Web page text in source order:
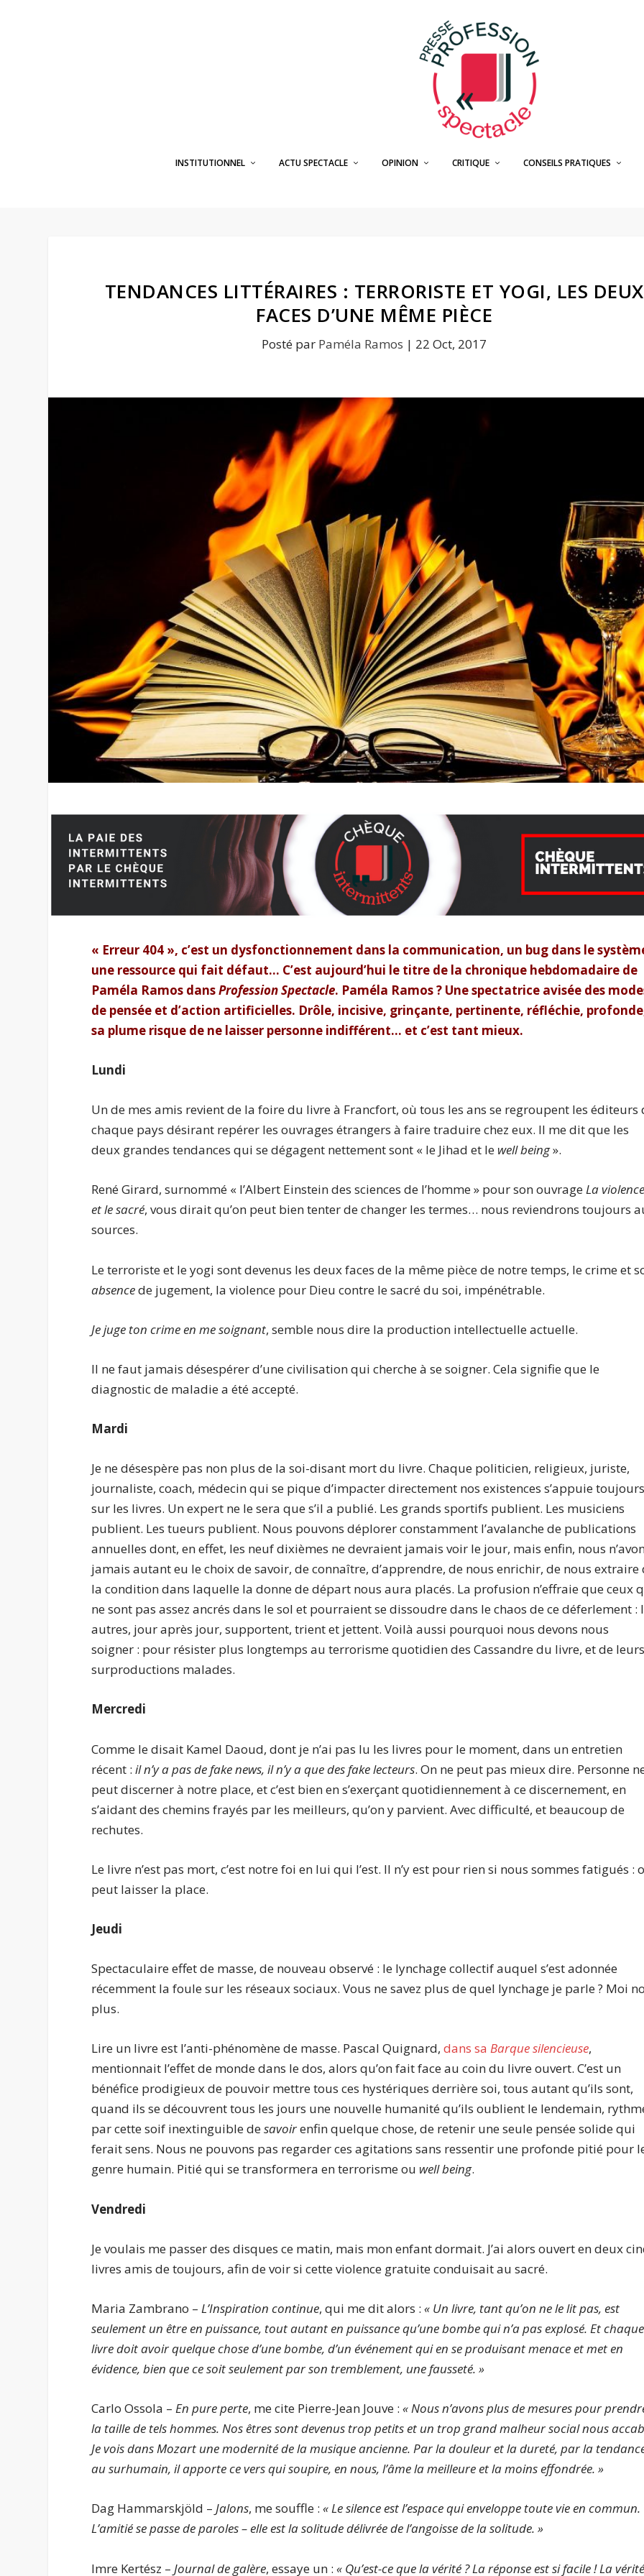
INSTITUTIONNEL ACTU SPECTACLE OPINION CRITIQUE CONSEILS PRATIQUES
TENDANCES LITTÉRAIRES : TERRORISTE ET YOGI, LES DEUX
FACES D’UNE MÊME PIÈCE
Posté par Paméla Ramos | 22 Oct, 2017
« Erreur 404 », c’est un dysfonctionnement dans la communication, un bug dans le
une ressource qui fait défaut… C’est aujourd’hui le titre de la chronique hebdomadaire de
Paméla Ramos dansProfession Spectacle. Paméla Ramos ? Une spectatrice avisée des
de pensée et d’action artificielles. Drôle, incisive, grinçante, pertinente, réfléchie,
sa plume risque de ne laisser personne indifférent… et c’est tant mieux.
Lundi
Un de mes amis revient de la foire du livre à Francfort, où tous les ans se regroupent les éditeurs
chaque pays désirant repérer les ouvrages étrangers à faire traduire chez eux. Il me dit que les
deux grandes tendances qui se dégagent nettement sont « le Jihad et le well being».
René Girard, surnommé « l’Albert Einstein des sciences de l’homme » pour son ouvrageLa violence
et le sacré, vous dirait qu’on peut bien tenter de changer les termes… nous reviendrons toujours
sources.
Le terroriste et le yogi sont devenus les deux faces de la même pièce de notre temps, le crime et
absencede jugement, la violence pour Dieu contre le sacré du soi, impénétrable.
Je juge ton crime en me soignant, semble nous dire la production intellectuelle actuelle.
Il ne faut jamais désespérer d’une civilisation qui cherche à se soigner. Cela signifie que le
diagnostic de maladie a été accepté.
Mardi
Je ne désespère pas non plus de la soi-disant mort du livre. Chaque politicien, religieux, juriste,
journaliste, coach, médecin qui se pique d’impacter directement nos existences s’appuie toujours
sur les livres. Un expert ne le sera que s’il a publié. Les grands sportifs publient. Les musiciens
publient. Les tueurs publient. Nous pouvons déplorer constamment l’avalanche de publications
annuelles dont, en effet, les neuf dixièmes ne devraient jamais voir le jour, mais enfin, nous
jamais autant eu le choix de savoir, de connaître, d’apprendre, de nous enrichir, de nous extraire
la condition dans laquelle la donne de départ nous aura placés. La profusion n’effraie que ceux
ne sont pas assez ancrés dans le sol et pourraient se dissoudre dans le chaos de ce déferlement :
autres, jour après jour, supportent, trient et jettent. Voilà aussi pourquoi nous devons nous
soigner : pour résister plus longtemps au terrorisme quotidien des Cassandre du livre, et de leurs
surproductions malades.
Mercredi
Comme le disait Kamel Daoud, dont je n’ai pas lu les livres pour le moment, dans un entretien
récent :il n’y a pas de fake news, il n’y a que des fake lecteurs. On ne peut pas mieux dire. Personne
peut discerner à notre place, et c’est bien en s’exerçant quotidiennement à ce discernement, en
s’aidant des chemins frayés par les meilleurs, qu’on y parvient. Avec difficulté, et beaucoup de
rechutes.
Le livre n’est pas mort, c’est notre foi en lui qui l’est. Il n’y est pour rien si nous sommes fatigués :
peut laisser la place.
Jeudi
Spectaculaire effet de masse, de nouveau observé : le lynchage collectif auquel s’est adonnée
récemment la foule sur les réseaux sociaux. Vous ne savez plus de quel lynchage je parle ? Moi
plus.
Lire un livre est l’anti-phénomène de masse. Pascal Quignard,dans saBarque silencieuse,
mentionnait l’effet de monde dans le dos, alors qu’on fait face au coin du livre ouvert. C’est un
bénéfice prodigieux de pouvoir mettre tous ces hystériques derrière soi, tous autant qu’ils sont,
quand ils se découvrent tous les jours une nouvelle humanité qu’ils oublient le lendemain,
par cette soif inextinguible desavoirenfin quelque chose, de retenir une seule pensée solide qui
ferait sens. Nous ne pouvons pas regarder ces agitations sans ressentir une profonde pitié pour
genre humain. Pitié qui se transformera en terrorisme ou well being.
Vendredi
Je voulais me passer des disques ce matin, mais mon enfant dormait. J’ai alors ouvert en deux
livres amis de toujours, afin de voir si cette violence gratuite conduisait au sacré.
Maria Zambrano –L’Inspiration continue, qui me dit alors :« Un livre, tant qu’on ne le lit pas, est
seulement un être en puissance, tout autant en puissance qu’une bombe qui n’a pas explosé. Et chaque
livre doit avoir quelque chose d’une bombe, d’un événement qui en se produisant menace et met en
évidence, bien que ce soit seulement par son tremblement, une fausseté. »
Carlo Ossola –En pure perte, me cite Pierre-Jean Jouve :« Nous n’avons plus de mesures pour
la taille de tels hommes. Nos êtres sont devenus trop petits et un trop grand malheur social nous
Je vois dans Mozart une modernité de la musique ancienne. Par la douleur et la dureté, par la
au surhumain, il apporte ce vers qui soupire, en nous, l’âme la meilleure et la moins effondrée. »
Dag Hammarskjöld –Jalons, me souffle :« Le silence est l’espace qui enveloppe toute vie en commun.
L’amitié se passe de paroles – elle est la solitude délivrée de l’angoisse de la solitude. »
Imre Kertész – Journal de galère, essaye un :« Qu’est-ce que la vérité ? La réponse est si facile ! La vérité